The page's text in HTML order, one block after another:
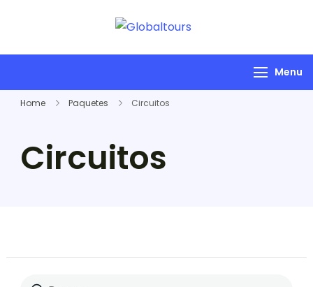
Servicios Turísticos
Menu
Home Paquetes Circuitos
Circuitos